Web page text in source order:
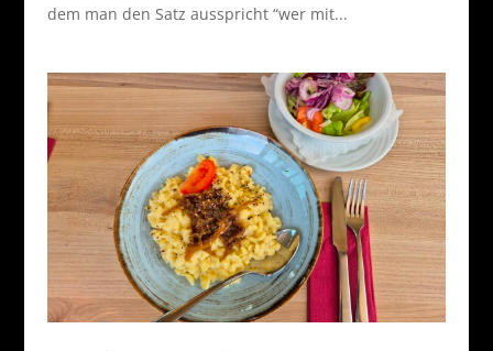
dem man den Satz ausspricht “wer mit...